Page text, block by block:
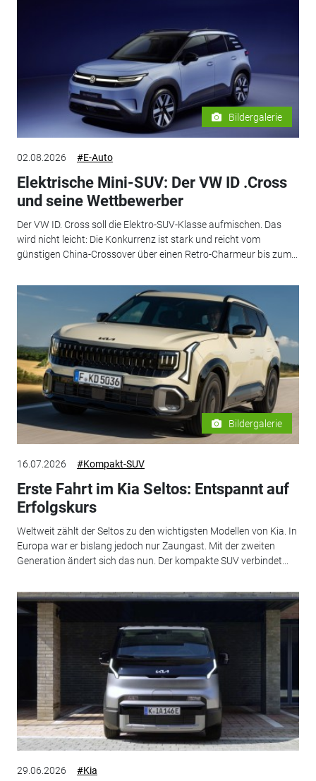
Bildergalerie
02.08.2026 #E-Auto
Elektrische Mini-SUV: Der VW ID .Cross
und seine Wettbewerber
Der VW ID. Cross soll die Elektro-SUV-Klasse aufmischen. Das
wird nicht leicht: Die Konkurrenz ist stark und reicht vom
günstigen China-Crossover über einen Retro-Charmeur bis zum...
Bildergalerie
16.07.2026 #Kompakt-SUV
Erste Fahrt im Kia Seltos: Entspannt auf
Erfolgskurs
Weltweit zählt der Seltos zu den wichtigsten Modellen von Kia. In
Europa war er bislang jedoch nur Zaungast. Mit der zweiten
Generation ändert sich das nun. Der kompakte SUV verbindet...
29.06.2026 #Kia